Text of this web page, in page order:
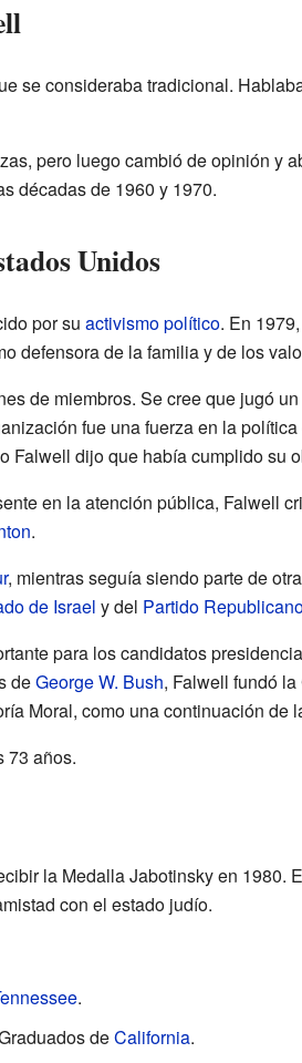
se consideraba tradicional.
pero luego cambió de opinión y
décadas de 1960 y 1970.
Unidos
por su activismo político. En
defensora de la familia y de los
de miembros. Se cree que jugó
fue una fuerza en la
Falwell dijo que había cumplido su
en la atención pública, Falwell
.
, mientras seguía siendo parte de
de Israel y del Partido
para los candidatos
deGeorge W. Bush, Falwell fundó
Moral, como una continuación de
73 años.
la Medalla Jabotinsky en 1980.
con el estado judío.
.
deCalifornia.